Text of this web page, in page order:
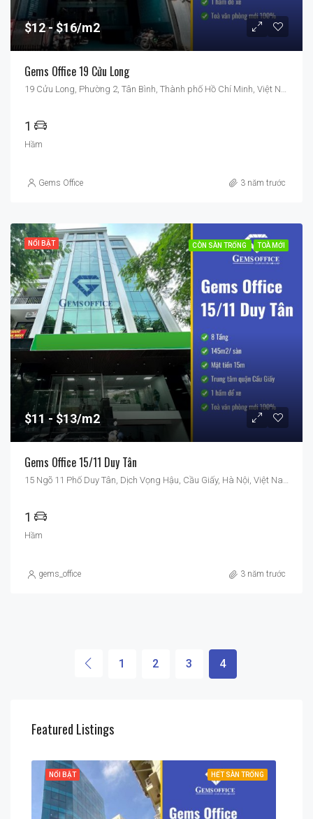
$12 $16/m2
Gems Office 19 Cửu Long
1
Hầm
Gems Office 3 năm trước
NỔI BẬT CÒN SÀN TRỐNG TOÀ MỚI
$11 $13/m2
Gems Office 15/11 Duy Tân
15 Ngõ 11 Phố Duy Tân, Dịch Vọng Hậu, Cầu Giấy, Hà Nội, Việt Nam
1
Hầm
gems_office 3 năm trước
1 2 3 4
Featured Listings
HẾT SÀN TRỐNG
NỔI BẬT